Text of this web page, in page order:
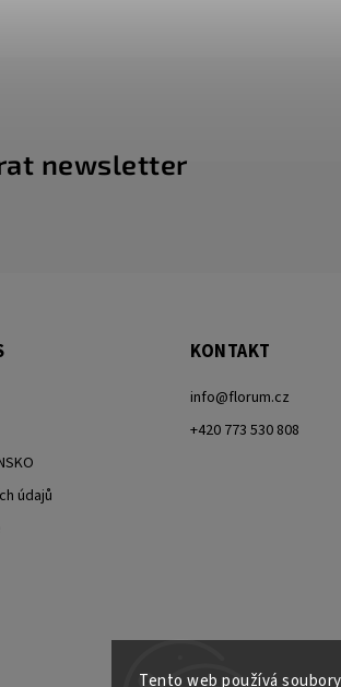
Tento web používá
newsletter
údajů
KONTAKT
info@florum.cz
+420 773 530 808